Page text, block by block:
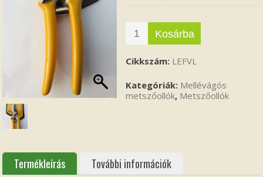
Kosárba
Cikkszám: LEFVL
Kategóriák: Mellévágós
metszőollók, Metszőollók
Termékleírás
További információk